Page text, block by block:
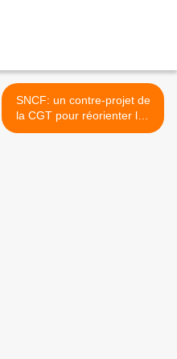
SNCF: un contre-projet de
la CGT pour réorienter les
décisions du gouvernement